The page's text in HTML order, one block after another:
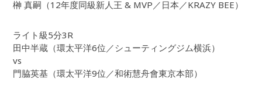
榊 真嗣（12年度同級新人王 & MVP／日本／KRAZY BEE）
ライト級5分3R
田中半蔵（環太平洋6位／シューティングジム横浜）
vs
門脇英基（環太平洋9位／和術慧舟會東京本部）